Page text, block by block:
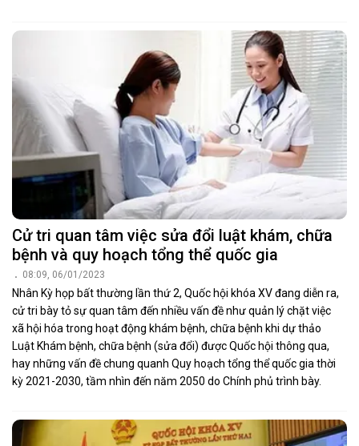
Cử tri quan tâm việc sửa đổi luật khám, chữa
bệnh và quy hoạch tổng thể quốc gia
08:09, 06/01/2023
Nhân Kỳ họp bất thường lần thứ 2, Quốc hội khóa XV đang diễn ra,
cử tri bày tỏ sự quan tâm đến nhiều vấn đề như quản lý chặt việc
xã hội hóa trong hoạt động khám bệnh, chữa bệnh khi dự thảo
Luật Khám bệnh, chữa bệnh (sửa đổi) được Quốc hội thông qua,
hay những vấn đề chung quanh Quy hoạch tổng thể quốc gia thời
kỳ 2021-2030, tầm nhìn đến năm 2050 do Chính phủ trình bày.